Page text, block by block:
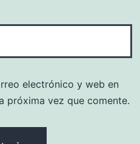
electrónico y web en
próxima vez que comente.